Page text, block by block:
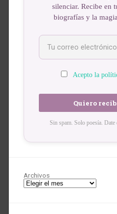
silenciar. Recibe en
biografías y la
Acepto la
Sin spam. Solo poesía. Date
Archivos